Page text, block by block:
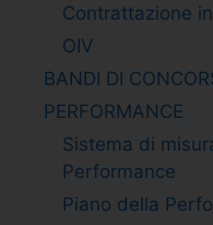
Contrattazione
OIV
BANDI DI
PERFORMANCE
Sistema di
Performance
Piano della